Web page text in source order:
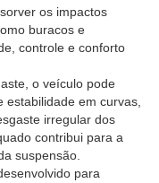
os impactos
buracos e
controle e conforto
o veículo pode
em curvas,
irregular dos
contribui para a
suspensão.
para